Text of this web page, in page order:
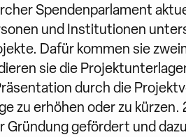
Spendenparlament
und Institutionen
Dafür kommen sie
sie die
durch die
zu erhöhen oder zu
gefördert und